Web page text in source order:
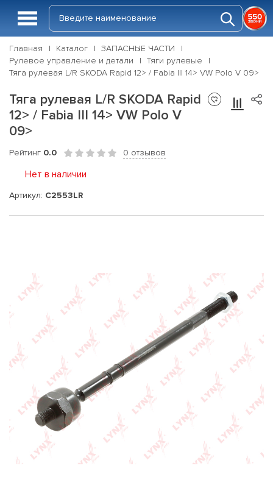
Главная Каталог
ЗАПАСНЫЕ ЧАСТИ
Рулевое управление и детали
Тяги рулевые
Тяга рулевая L/R SKODA Rapid 12> / Fabia III 14> VW Polo V 09>
Тяга рулевая L/R SKODA Rapid
12> / Fabia III 14> VW Polo V
09>
Рейтинг 0.0 0 отзывов
Нет в наличии
Артикул: C2553LR